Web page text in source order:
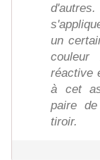
un
couleur
réactive
à cet
paire
tiroir.